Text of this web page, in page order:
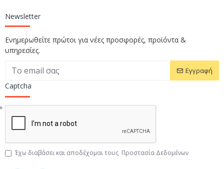
Newsletter
Ενημερωθείτε πρώτοι για νέες προσφορές, προϊόντα &
υπηρεσίες.
Εγγραφή
Captcha
Έχω διαβάσει και αποδέχομαι τους Προστασία Δεδομένων